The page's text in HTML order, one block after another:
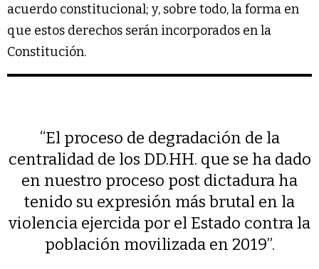
acuerdo constitucional; y, sobre todo, la forma en
que estos derechos serán incorporados en la
Constitución.
“El proceso de degradación de la
centralidad de los DD.HH. que se ha dado
en nuestro proceso post dictadura ha
tenido su expresión más brutal en la
violencia ejercida por el Estado contra la
población movilizada en 2019”.